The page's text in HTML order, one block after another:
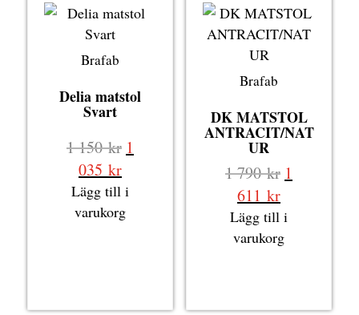
Brafab
Delia matstol
Svart
1 150kr Det
priset
var:
1
035 krDet
nuvarande
priset
Lägg till i
varukorg
Brafab
DK MATSTOL
ANTRACIT/NAT
UR
1 790kr Det
priset
var:
1
611 krDet
nuvarande
priset
Lägg till i
varukorg